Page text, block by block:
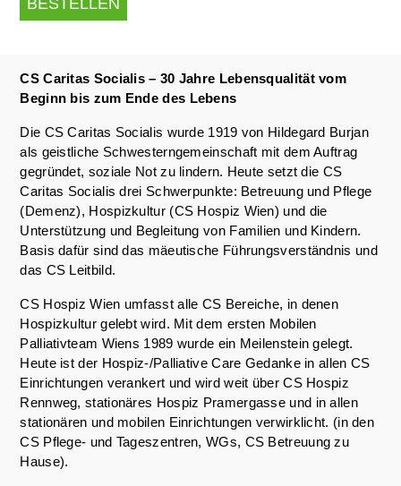
CS Caritas Socialis – 30 Jahre Lebensqualität vom
Beginn bis zum Ende des Lebens
Die CS Caritas Socialis wurde 1919 von Hildegard Burjan
als geistliche Schwesterngemeinschaft mit dem Auftrag
gegründet, soziale Not zu lindern. Heute setzt die CS
Caritas Socialis drei Schwerpunkte: Betreuung und Pflege
(Demenz), Hospizkultur (CS Hospiz Wien) und die
Unterstützung und Begleitung von Familien und Kindern.
Basis dafür sind das mäeutische Führungsverständnis und
das CS Leitbild.
CS Hospiz Wien umfasst alle CS Bereiche, in denen
Hospizkultur gelebt wird. Mit dem ersten Mobilen
Palliativteam Wiens 1989 wurde ein Meilenstein gelegt.
Heute ist der Hospiz-/Palliative Care Gedanke in allen CS
Einrichtungen verankert und wird weit über CS Hospiz
Rennweg, stationäres Hospiz Pramergasse und in allen
stationären und mobilen Einrichtungen verwirklicht. (in den
CS Pflege- und Tageszentren, WGs, CS Betreuung zu
Hause).